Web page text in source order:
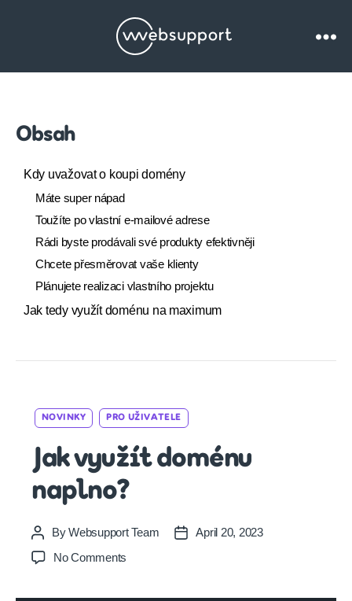
Websupport.cz
Obsah
Kdy uvažovat o koupi domény
Máte super nápad
Toužíte po vlastní e-mailové adrese
Rádi byste prodávali své produkty efektivněji
Chcete přesměrovat vaše klienty
Plánujete realizaci vlastního projektu
Jak tedy využít doménu na maximum
Categories
NOVINKY PRO UŽIVATELE
Jak využít doménu
naplno?
Post
author
ByWebsupport Team
PostApril 20, 2023
No Comments